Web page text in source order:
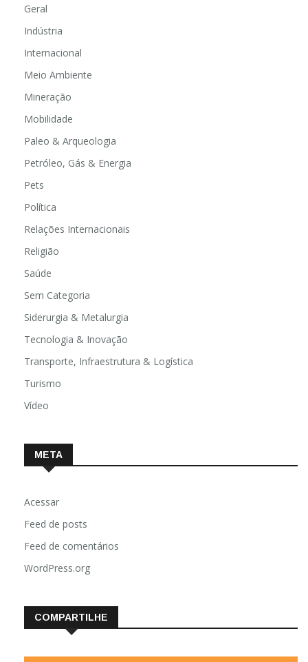
Geral
Indústria
Internacional
Meio Ambiente
Mineração
Mobilidade
Paleo & Arqueologia
Petróleo, Gás & Energia
Pets
Política
Relações Internacionais
Religião
Saúde
Sem Categoria
Siderurgia & Metalurgia
Tecnologia & Inovação
Transporte, Infraestrutura & Logística
Turismo
Vídeo
META
Acessar
Feed de posts
Feed de comentários
WordPress.org
COMPARTILHE